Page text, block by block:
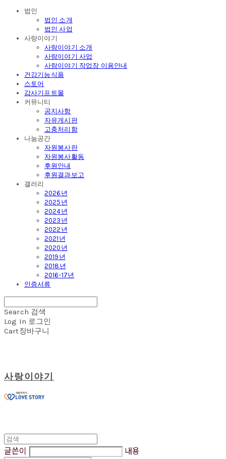
법인
법인 소개
법인 사업
사랑이야기
사랑이야기 소개
사랑이야기 사업
사랑이야기 작업장 이용안내
건강기능식품
스토어
감사기프트몰
커뮤니티
공지사항
자유게시판
고충처리함
나눔공간
자원봉사란
자원봉사활동
후원안내
후원결과보고
갤러리
2026년
2025년
2024년
2023년
2022년
2021년
2020년
2019년
2018년
2016-17년
인증서류
Search 검색
Log In 로그인
Cart장바구니
사랑이야기
글쓴이 내용